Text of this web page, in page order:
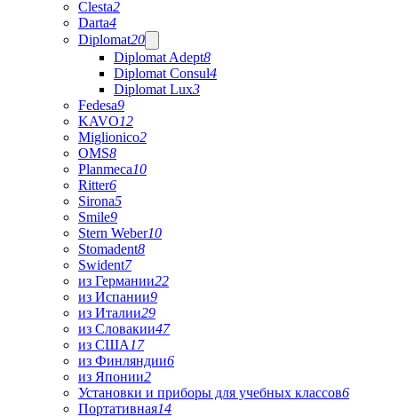
Clesta2
Darta4
Diplomat20
Diplomat Adept8
Diplomat Consul4
Diplomat Lux3
Fedesa9
KAVO12
Miglionico2
OMS8
Planmeca10
Ritter6
Sirona5
Smile9
Stern Weber10
Stomadent8
Swident7
из Германии22
из Испании9
из Италии29
из Словакии47
из США 17
из Финляндии6
из Японии2
Установки и приборы для учебных классов6
Портативная14